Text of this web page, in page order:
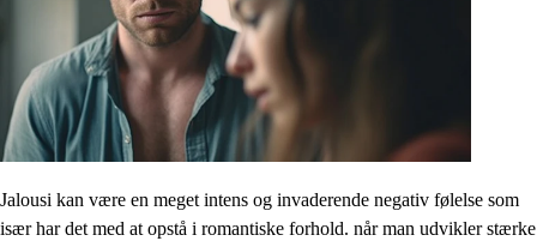
Jalousi kan være en meget intens og invaderende negativ følelse som
især har det med at opstå i romantiske forhold. når man udvikler stærke